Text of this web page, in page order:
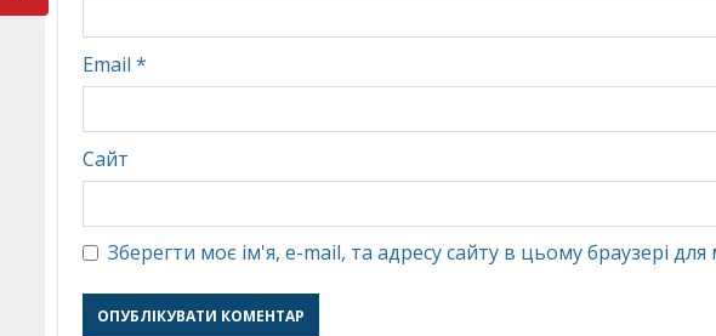
Email *
Сайт
Зберегти моє ім'я, e-mail, та адресу сайту в цьому браузері